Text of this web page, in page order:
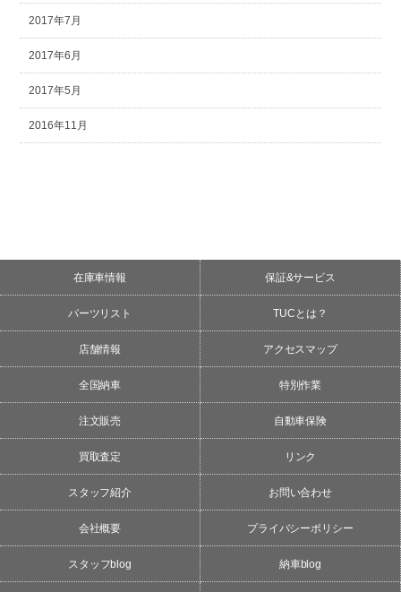
2017年7月
2017年6月
2017年5月
2016年11月
在庫車情報 保証&サービス
パーツリスト TUCとは？
店舗情報 アクセスマップ
全国納車 特別作業
注文販売 自動車保険
買取査定 リンク
スタッフ紹介 お問い合わせ
会社概要 プライバシーポリシー
スタッフblog 納車blog